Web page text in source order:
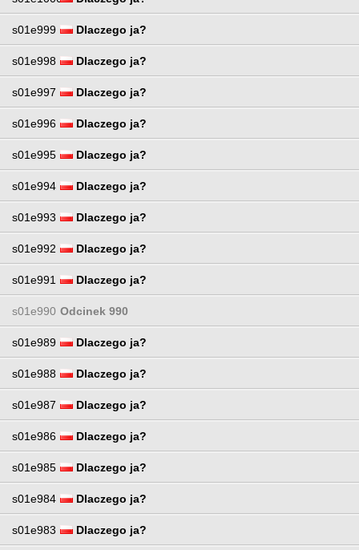
s01e999 Dlaczego ja?
s01e998 Dlaczego ja?
s01e997 Dlaczego ja?
s01e996 Dlaczego ja?
s01e995 Dlaczego ja?
s01e994 Dlaczego ja?
s01e993 Dlaczego ja?
s01e992 Dlaczego ja?
s01e991 Dlaczego ja?
s01e990 Odcinek 990
s01e989 Dlaczego ja?
s01e988 Dlaczego ja?
s01e987 Dlaczego ja?
s01e986 Dlaczego ja?
s01e985 Dlaczego ja?
s01e984 Dlaczego ja?
s01e983 Dlaczego ja?